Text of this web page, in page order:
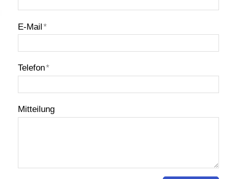
E-Mail*
Telefon*
Mitteilung